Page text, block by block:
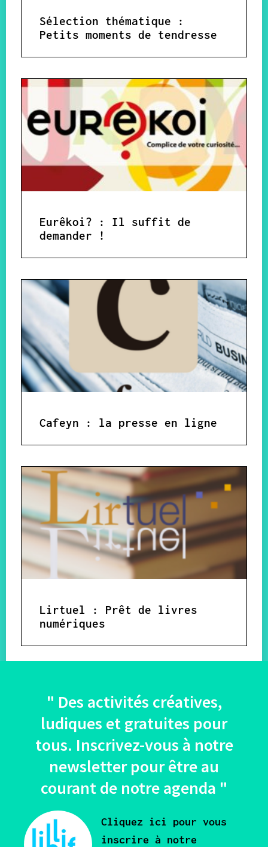
Sélection thématique :
Petits moments de tendresse
Eurêkoi? : Il suffit de
demander !
Cafeyn : la presse en ligne
Lirtuel : Prêt de livres
numériques
" Des activités créatives,
ludiques et gratuites pour
tous. Inscrivez-vous à notre
newsletter pour être au
courant de notre agenda "
Cliquez ici pour vous
inscrire à notre